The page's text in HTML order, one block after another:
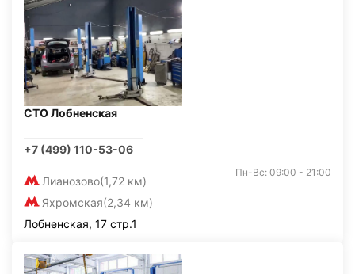
СТО Лобненская
+7 (499) 110-53-06
Лианозово(1,72 км)
Яхромская(2,34 км)
Пн-Вс: 09:00 - 21:00
Лобненская, 17 стр.1